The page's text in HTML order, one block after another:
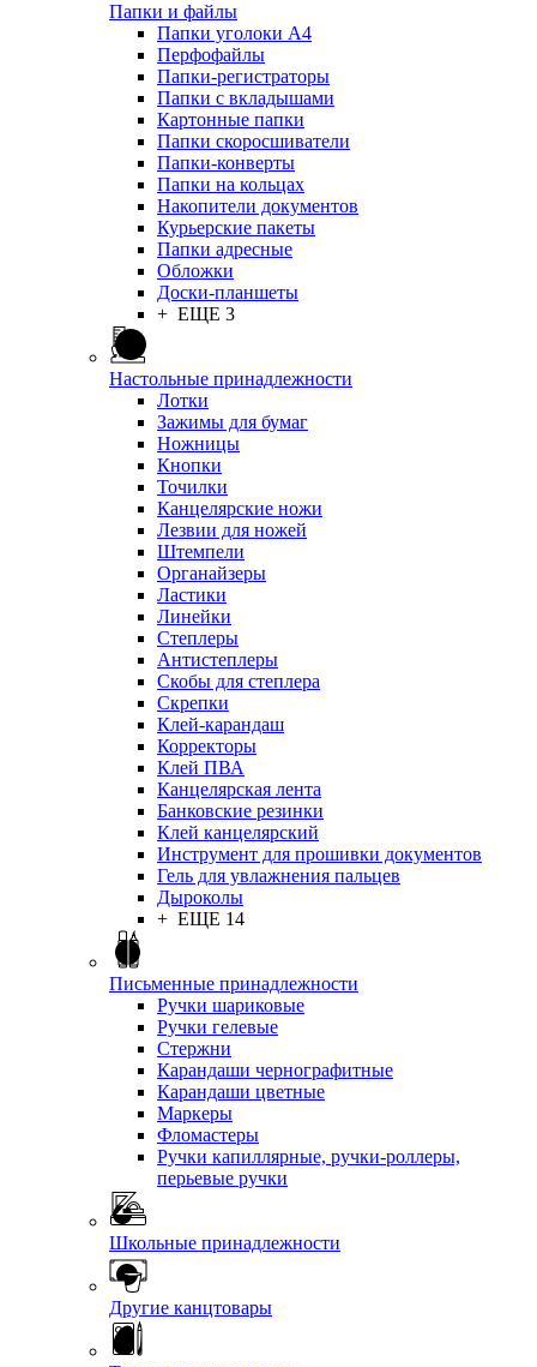
Папки и файлы
Папки уголоки А4
Перфофайлы
Папки-регистраторы
Папки с вкладышами
Картонные папки
Папки скоросшиватели
Папки-конверты
Папки на кольцах
Накопители документов
Курьерские пакеты
Папки адресные
Обложки
Доски-планшеты
+ ЕЩЕ 3
Настольные принадлежности
Лотки
Зажимы для бумаг
Ножницы
Кнопки
Точилки
Канцелярские ножи
Лезвии для ножей
Штемпели
Органайзеры
Ластики
Линейки
Степлеры
Антистеплеры
Скобы для степлера
Скрепки
Клей-карандаш
Корректоры
Клей ПВА
Канцелярская лента
Банковские резинки
Клей канцелярский
Инструмент для прошивки документов
Гель для увлажнения пальцев
Дыроколы
+ ЕЩЕ 14
Письменные принадлежности
Ручки шариковые
Ручки гелевые
Стержни
Карандаши чернографитные
Карандаши цветные
Маркеры
Фломастеры
Ручки капиллярные, ручки-роллеры,
перьевые ручки
Школьные принадлежности
Другие канцтовары